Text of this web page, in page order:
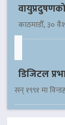
काठमाडौँ, ३०
डिजिटल
सन् १९९१ मा